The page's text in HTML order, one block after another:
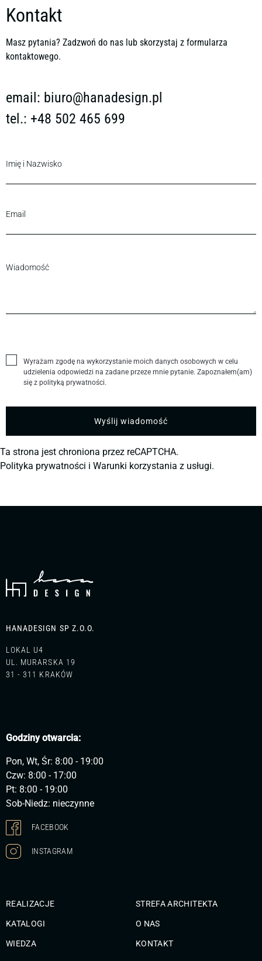
Kontakt
Masz pytania? Zadzwoń do nas lub skorzystaj z formularza
kontaktowego.
email: biuro@hanadesign.pl
tel.: +48 502 465 699
Wyrażam zgodę na wykorzystanie moich danych osobowych w celu
udzielenia odpowiedzi na zadane przeze mnie pytanie. Zapoznałem(am)
się z polityką prywatności.
Ta strona jest chroniona przez reCAPTCHA.
Polityka prywatności i Warunki korzystania z usługi.
HANADESIGN SP Z.O.O.
LOKAL U4
UL. MURARSKA 19
31 - 311 KRAKÓW
Godziny otwarcia:
Pon, Wt, Śr: 8:00 - 19:00
Czw: 8:00 - 17:00
Pt: 8:00 - 19:00
Sob-Niedz: nieczynne
FACEBOOK
INSTAGRAM
REALIZACJE
KATALOGI
WIEDZA
STREFA ARCHITEKTA
O NAS
KONTAKT